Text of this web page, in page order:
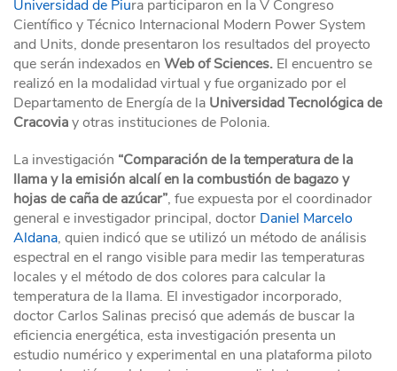
Universidad de Piura participaron en la V Congreso
Científico y Técnico Internacional Modern Power System
and Units, donde presentaron los resultados del proyecto
que serán indexados en Web of Sciences. El encuentro se
realizó en la modalidad virtual y fue organizado por el
Departamento de Energía de la Universidad Tecnológica de
Cracoviay otras instituciones de Polonia.
La investigación “Comparación de la temperatura de la
llama y la emisión alcalí en la combustión de bagazo y
hojas de caña de azúcar”, fue expuesta por el coordinador
general e investigador principal, doctor Daniel Marcelo
Aldana, quien indicó que se utilizó un método de análisis
espectral en el rango visible para medir las temperaturas
locales y el método de dos colores para calcular la
temperatura de la llama. El investigador incorporado,
doctor Carlos Salinas precisó que además de buscar la
eficiencia energética, esta investigación presenta un
estudio numérico y experimental en una plataforma piloto